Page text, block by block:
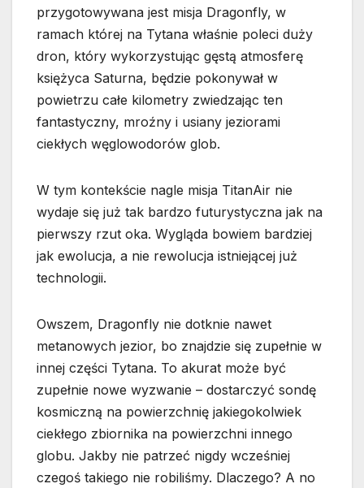
przygotowywana jest misja Dragonfly, w
ramach której na Tytana właśnie poleci duży
dron, który wykorzystując gęstą atmosferę
księżyca Saturna, będzie pokonywał w
powietrzu całe kilometry zwiedzając ten
fantastyczny, mroźny i usiany jeziorami
ciekłych węglowodorów glob.
W tym kontekście nagle misja TitanAir nie
wydaje się już tak bardzo futurystyczna jak na
pierwszy rzut oka. Wygląda bowiem bardziej
jak ewolucja, a nie rewolucja istniejącej już
technologii.
Owszem, Dragonfly nie dotknie nawet
metanowych jezior, bo znajdzie się zupełnie w
innej części Tytana. To akurat może być
zupełnie nowe wyzwanie – dostarczyć sondę
kosmiczną na powierzchnię jakiegokolwiek
ciekłego zbiornika na powierzchni innego
globu. Jakby nie patrzeć nigdy wcześniej
czegoś takiego nie robiliśmy. Dlaczego? A no